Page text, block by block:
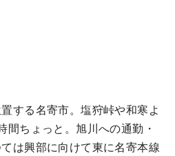
する名寄市。塩狩峠や和寒よ
間ちょっと。旭川への通勤・
は興部に向けて東に名寄本線